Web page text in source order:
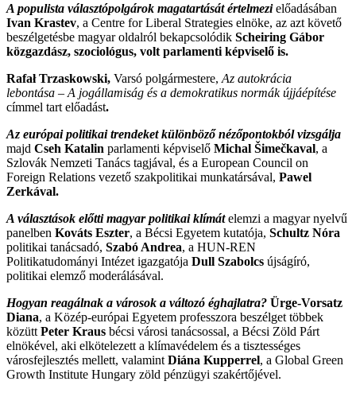
A populista választópolgárok magatartását értelmezielőadásában
Ivan Krastev, a Centre for Liberal Strategies elnöke, az azt követő
beszélgetésbe magyar oldalról bekapcsolódik Scheiring Gábor
közgazdász, szociológus, volt parlamenti képviselő is.
Rafał Trzaskowski, Varsó polgármestere, Az autokrácia
lebontása – A jogállamiság és a demokratikus normák újjáépítése
címmel tart előadást.
Az európai politikai trendeket különböző nézőpontokból vizsgálja
majd Cseh Katalin parlamenti képviselő Michal Šimečkaval, a
Szlovák Nemzeti Tanács tagjával, és a European Council on
Foreign Relations vezető szakpolitikai munkatársával, Pawel
Zerkával.
A választások előtti magyar politikai klímátelemzi a magyar nyelvű
panelben Kováts Eszter, a Bécsi Egyetem kutatója, Schultz Nóra
politikai tanácsadó, Szabó Andrea, a HUN-REN
Politikatudományi Intézet igazgatója Dull Szabolcs újságíró,
politikai elemző moderálásával.
Hogyan reagálnak a városok a változó éghajlatra? Ürge-Vorsatz
Diana, a Közép-európai Egyetem professzora beszélget többek
közütt Peter Kraus bécsi városi tanácsossal, a Bécsi Zöld Párt
elnökével, aki elkötelezett a klímavédelem és a tisztességes
városfejlesztés mellett, valamint Diána Kupperrel, a Global Green
Growth Institute Hungary zöld pénzügyi szakértőjével.